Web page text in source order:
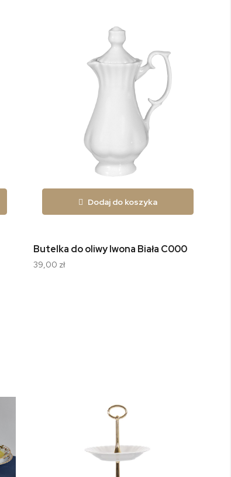
Dodaj do koszyka
Butelka do oliwy Iwona Biała C000
39,00 zł